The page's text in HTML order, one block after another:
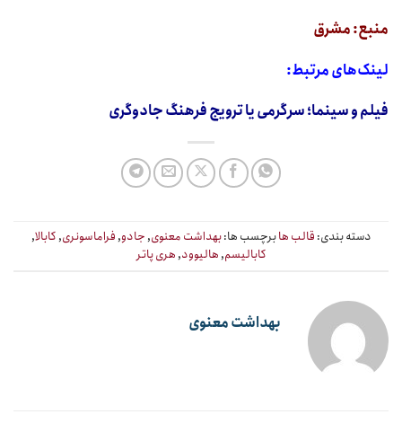
منبع:مشرق
لینک‌های مرتبط:
فیلم و سینما؛ سرگرمی یا ترویج فرهنگ جادوگری
دسته بندی: قالب هابرچسب ها:بهداشت معنوی,جادو,فراماسونری,کابالا,
کابالیسم,هالیوود,هری پاتر
بهداشت معنوی